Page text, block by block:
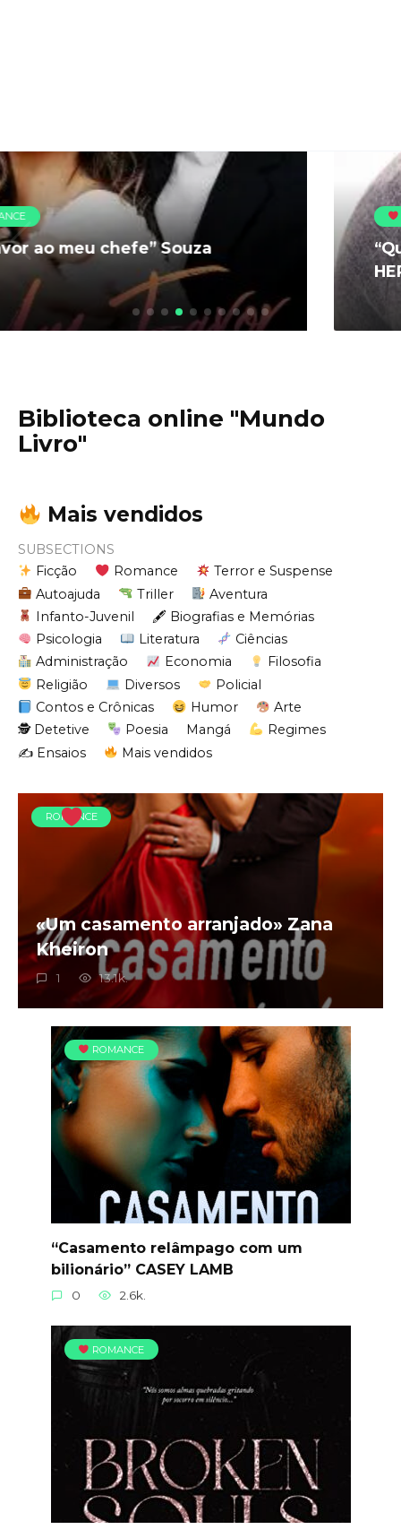
“Quando o Amor Machuca” SIMON
HERSEY
Biblioteca online "Mundo
Livro"
Mais vendidos
SUBSECTIONS
Ficção
Romance
Terror e Suspense
Autoajuda
Triller
Aventura
Infanto-Juvenil
🖋 Biografias e Memórias
Psicologia
Literatura
Ciências
Administração
Economia
Filosofia
Religião
Diversos
Policial
Contos e Crônicas
Humor
Arte
🕵 Detetive
Poesia Mangá
Regimes
✍️ Ensaios
Mais vendidos
ROMANCE
«Um casamento arranjado» Zana
Kheiron
1 13.1k.
ROMANCE
“Casamento relâmpago com um
bilionário” CASEY LAMB
0 2.6k.
ROMANCE